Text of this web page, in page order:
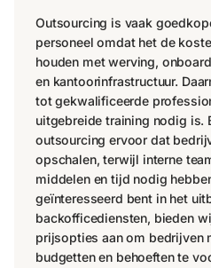
Outsourcing is vaak
personeel omdat het de
houden met werving,
en kantoorinfrastructuur.
tot gekwalificeerde
uitgebreide training nodig is.
outsourcing ervoor dat
opschalen, terwijl interne
middelen en tijd nodig
geïnteresseerd bent in het
backofficediensten, bieden
prijsopties aan om bedrijven
budgetten en behoeften te